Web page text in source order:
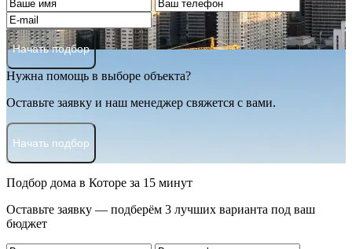
Начать подбор
Нужна помощь в выборе объекта?
Оставьте заявку и наш менеджер свяжется с вами.
Начать подбор
Подбор дома в Которе за 15 минут
Оставьте заявку — подберём 3 лучших варианта под ваш
бюджет